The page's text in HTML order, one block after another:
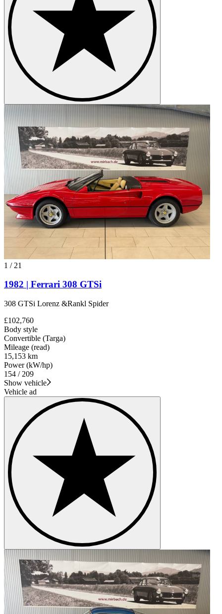
1 / 21
1982 | Ferrari 308 GTSi
308 GTSi Lorenz &Rankl Spider
£102,760
Body style
Convertible (Targa)
Mileage (read)
15,153 km
Power (kW/hp)
154 / 209
Show vehicle
Vehicle ad